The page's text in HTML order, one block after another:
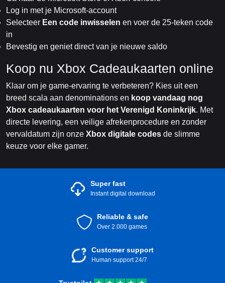
Log in met je Microsoft-account
Selecteer Een code inwisselen en voer de 25-teken code
in
Bevestig en geniet direct van je nieuwe saldo
Koop nu Xbox Cadeaukaarten online
Klaar om je game-ervaring te verbeteren? Kies uit een
breed scala aan denominations en koop vandaag nog
Xbox cadeaukaarten voor het Verenigd Koninkrijk. Met
directe levering, een veilige afrekenprocedure en zonder
vervaldatum zijn onze Xbox digitale codes de slimme
keuze voor elke gamer.
Super fast
Instant digital download
Reliable & safe
Over 2.000 games
Customer support
Human support 24/7